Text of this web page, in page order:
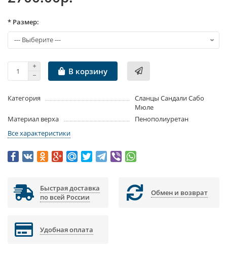
* Размер:
В корзину
Категория
Сланцы Сандали Сабо
Мюле
Материал верха
Пенополиуретан
Все характеристики
Быстрая доставка
по всей России
Обмен и возврат
Удобная оплата